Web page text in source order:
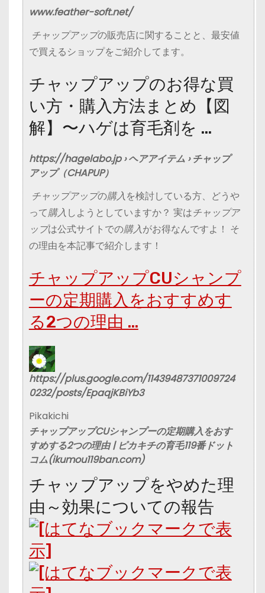
www.feather-soft.net/
チャップアップの販売店に関することと、最安値
で買えるショップをご紹介してます。
チャップアップのお得な買
い方・購入方法まとめ【図
解】〜ハゲは育毛剤を …
https://hagelabo.jp › ヘアアイテム › チャップ
アップ（CHAPUP）
チャップアップの購入を検討している方、どうや
って購入しようとしていますか？ 実はチャップア
ップは公式サイトでの購入がお得なんですよ！ そ
の理由を本記事で紹介します！
チャップアップCUシャンプ
ーの定期購入をおすすめす
る2つの理由 …
https://plus.google.com/11439487371009724
0232/posts/EpaqjKBiYb3
Pikakichi
チャップアップCUシャンプーの定期購入をおす
すめする2つの理由 | ピカキチの育毛119番ドット
コム(ikumou119ban.com)
チャップアップをやめた理
由～効果についての報告